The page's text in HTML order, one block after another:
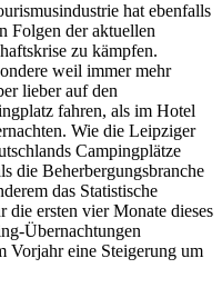
hat ebenfalls
Folgen der aktuellen
zu kämpfen.
weil immer mehr
lieber auf den
fahren, als im Hotel
Wie die Leipziger
Campingplätze
die Beherbergungsbranche
das Statistische
die ersten vier Monate dieses
Übernachtungen
Vorjahr eine Steigerung um